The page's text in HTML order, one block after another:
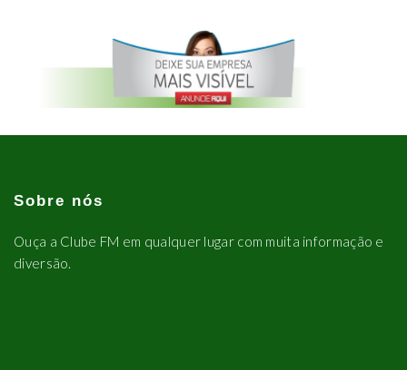
Sobre nós
Ouça a Clube FM em qualquer lugar com muita informação e
diversão.